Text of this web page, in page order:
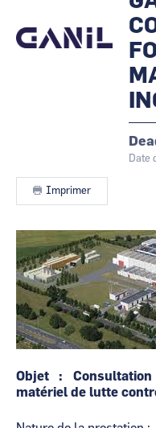
Pays de la Loire
Date
Imprimer
Contenu
Image
Objet :
matériel de lutte